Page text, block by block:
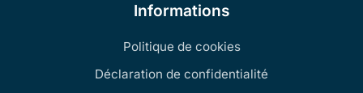
Informations
Politique de cookies
Déclaration de confidentialité